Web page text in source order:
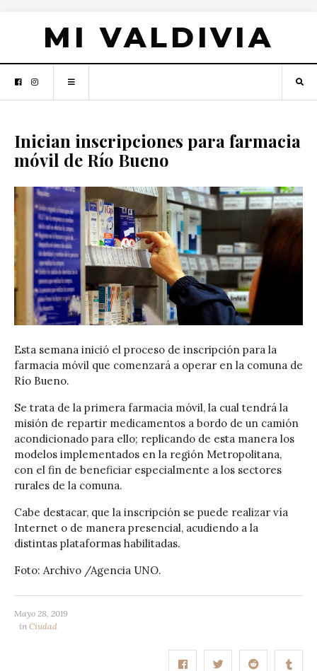
MI VALDIVIA
Inician inscripciones para farmacia
móvil de Río Bueno
Esta semana inició el proceso de inscripción para la
farmacia móvil que comenzará a operar en la comuna de
Río Bueno.
Se trata de la primera farmacia móvil, la cual tendrá la
misión de repartir medicamentos a bordo de un camión
acondicionado para ello; replicando de esta manera los
modelos implementados en la región Metropolitana,
con el fin de beneficiar especialmente a los sectores
rurales de la comuna.
Cabe destacar, que la inscripción se puede realizar vía
Internet o de manera presencial, acudiendo a la
distintas plataformas habilitadas.
Foto: Archivo /Agencia UNO.
Mayo 28, 2019
in Ciudad